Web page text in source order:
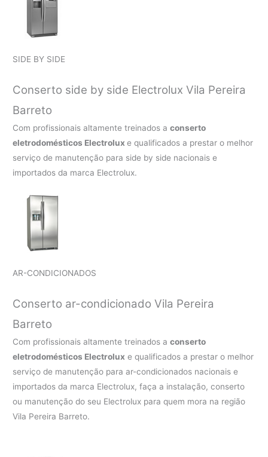
SIDE BY SIDE
Conserto side by side Electrolux Vila Pereira
Barreto
Com profissionais altamente treinados aconserto
eletrodomésticos Electroluxe qualificados a prestar o melhor
serviço de manutenção para side by side nacionais e
importados da marca Electrolux.
AR-CONDICIONADOS
Conserto ar-condicionado Vila Pereira
Barreto
Com profissionais altamente treinados aconserto
eletrodomésticos Electrolux e qualificados a prestar o melhor
serviço de manutenção para ar-condicionados nacionais e
importados da marca Electrolux, faça a instalação, conserto
ou manutenção do seu Electrolux para quem mora na região
Vila Pereira Barreto.